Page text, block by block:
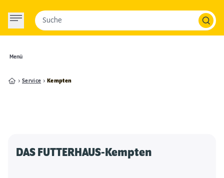
Menü
Suche
Service Kempten
DAS FUTTERHAUS-Kempten